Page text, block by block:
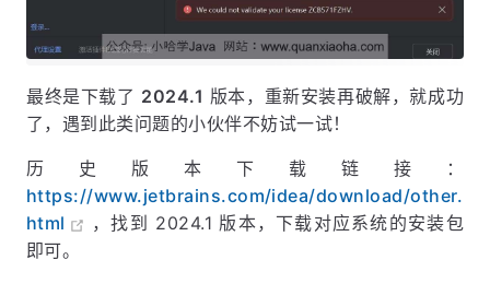
最终是下载了 2024.1 版本，重新安装再破解，就成功
了，遇到此类问题的小伙伴不妨试一试！
历史版本下载链接：
https://www.jetbrains.com/idea/download/other.
html
，找到 2024.1 版本，下载对应系统的安装包
即可。